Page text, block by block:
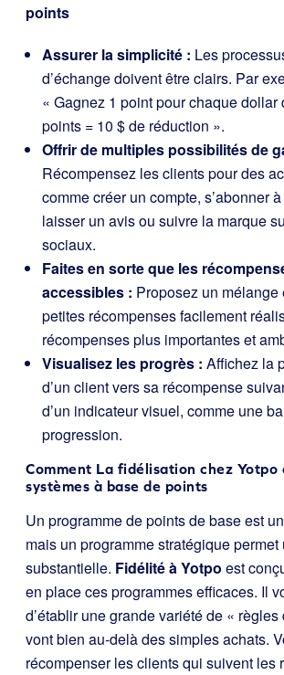
points
Assurer la simplicité : Les
d’échange doivent être clairs. Par
« Gagnez 1 point pour chaque dollar
points = 10 $ de réduction ».
Offrir de multiples possibilités de
Récompensez les clients pour des
comme créer un compte, s’abonner
laisser un avis ou suivre la marque
sociaux.
Faites en sorte que les
accessibles : Proposez un
petites récompenses facilement
récompenses plus importantes et
Visualisez les progrès : Affichez la
d’un client vers sa récompense
d’un indicateur visuel, comme une
progression.
Comment La fidélisation chez Yotpo
systèmes à base de points
Un programme de points de base est
mais un programme stratégique
substantielle. Fidélité à Yotpo est
en place ces programmes efficaces. Il
d’établir une grande variété de «
vont bien au-delà des simples achats.
récompenser les clients qui suivent les